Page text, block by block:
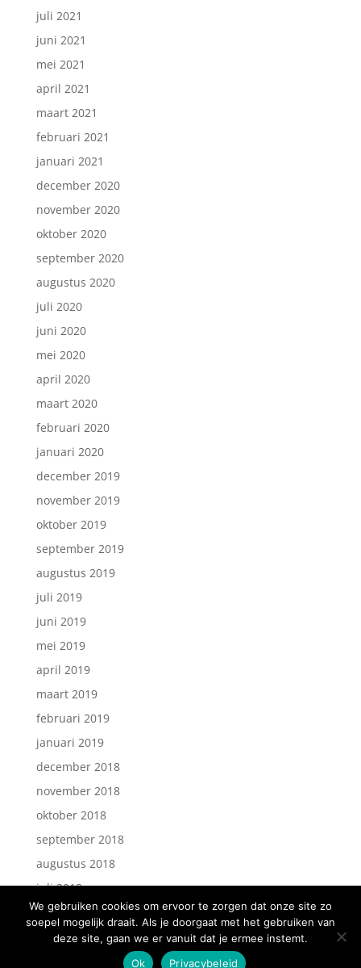
juli 2021
juni 2021
mei 2021
april 2021
maart 2021
februari 2021
januari 2021
december 2020
november 2020
oktober 2020
september 2020
augustus 2020
juli 2020
juni 2020
mei 2020
april 2020
maart 2020
februari 2020
januari 2020
december 2019
november 2019
oktober 2019
september 2019
augustus 2019
juli 2019
juni 2019
mei 2019
april 2019
maart 2019
februari 2019
januari 2019
december 2018
november 2018
oktober 2018
september 2018
augustus 2018
juli 2018
website gemaakt door HELLOWEBDESIGN.
We gebruiken cookies om ervoor te zorgen dat onze site zo
soepel mogelijk draait. Als je doorgaat met het gebruiken van
deze site, gaan we er vanuit dat je ermee instemt.
Ok
Privacybeleid